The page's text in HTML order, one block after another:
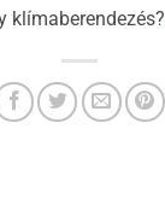
klímaberendezés?